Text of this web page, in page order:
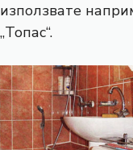
използвате
„Топас“.